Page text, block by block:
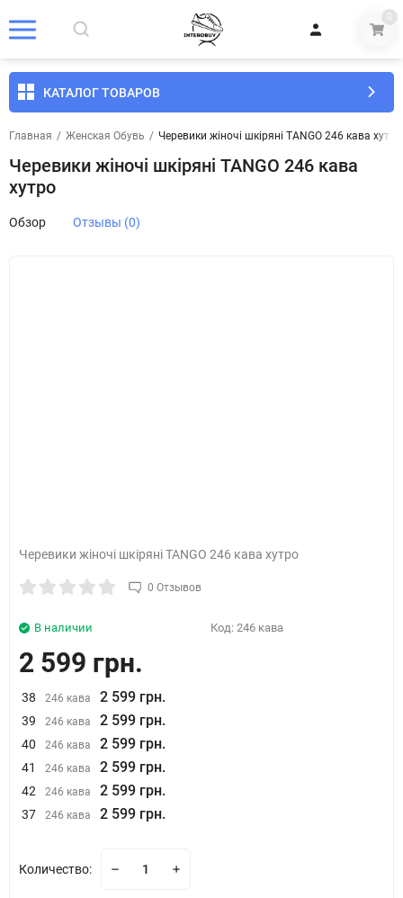
0
КАТАЛОГ ТОВАРОВ
Главная / Женская Обувь / Черевики жіночі шкіряні TANGO 246 кава хутро
Черевики жіночі шкіряні TANGO 246 кава
хутро
Обзор Отзывы (0)
Черевики жіночі шкіряні TANGO 246 кава хутро
0 Отзывов
В наличии Код: 246 кава
2 599 грн.
38 246 кава 2 599 грн.
39 246 кава 2 599 грн.
40 246 кава 2 599 грн.
41 246 кава 2 599 грн.
42 246 кава 2 599 грн.
37 246 кава 2 599 грн.
Количество: